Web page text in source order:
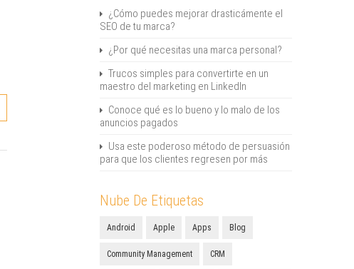
¿Cómo puedes mejorar drasticámente el
SEO de tu marca?
¿Por qué necesitas una marca personal?
Trucos simples para convertirte en un
maestro del marketing en LinkedIn
Conoce qué es lo bueno y lo malo de los
anuncios pagados
Usa este poderoso método de persuasión
para que los clientes regresen por más
Nube De Etiquetas
Android Apple Apps Blog
Community Management CRM